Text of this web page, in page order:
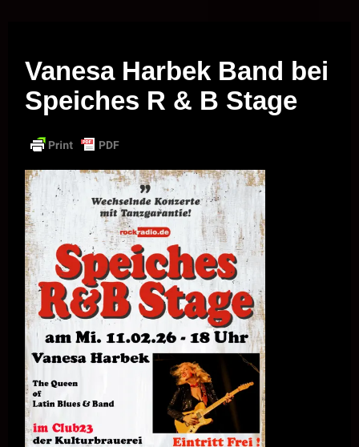
Vanesa Harbek Band bei
Speiches R & B Stage